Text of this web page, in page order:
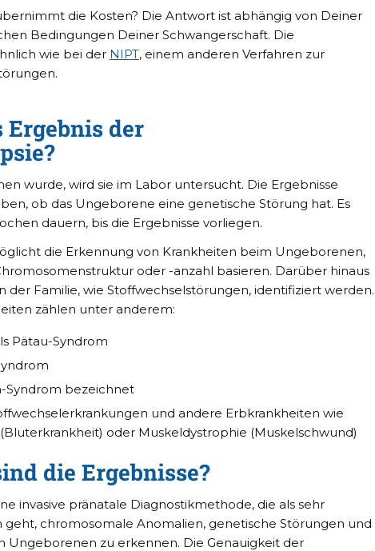
die Kosten? Die Antwort ist abhängig von Deiner
Bedingungen Deiner Schwangerschaft. Die
wie bei der NIPT, einem anderen Verfahren zur
Ergebnis der
wurde, wird sie im Labor untersucht. Die Ergebnisse
ob das Ungeborene eine genetische Störung hat. Es
dauern, bis die Ergebnisse vorliegen.
die Erkennung von Krankheiten beim Ungeborenen,
oder -anzahl basieren. Darüber hinaus
der Familie, wie Stoffwechselstörungen, identifiziert werden.
zählen unter anderem:
Pätau-Syndrom
Syndrom bezeichnet
und andere Erbkrankheiten wie
oder Muskeldystrophie (Muskelschwund)
die Ergebnisse?
invasive pränatale Diagnostikmethode, die als sehr
geht, chromosomale Anomalien, genetische Störungen und
zu erkennen. Die Genauigkeit der